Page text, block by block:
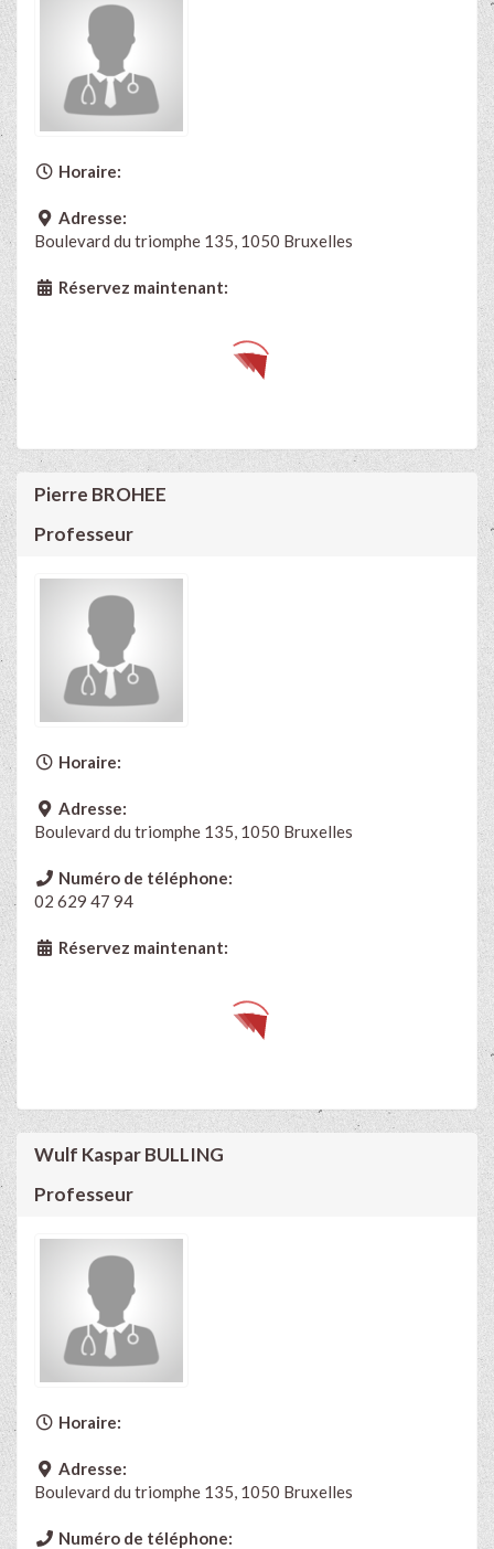
Horaire:
Adresse:
Boulevard du triomphe 135, 1050 Bruxelles
Réservez maintenant:
Pierre BROHEE
Professeur
Horaire:
Adresse:
Boulevard du triomphe 135, 1050 Bruxelles
Numéro de téléphone:
02 629 47 94
Réservez maintenant:
Wulf Kaspar BULLING
Professeur
Horaire:
Adresse:
Boulevard du triomphe 135, 1050 Bruxelles
Numéro de téléphone: